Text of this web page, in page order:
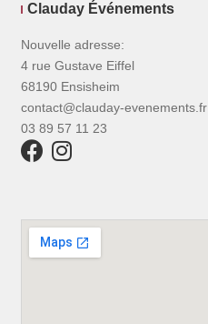
Clauday Événements
Nouvelle adresse:
4 rue Gustave Eiffel
68190 Ensisheim
contact@clauday-evenements.fr
03 89 57 11 23